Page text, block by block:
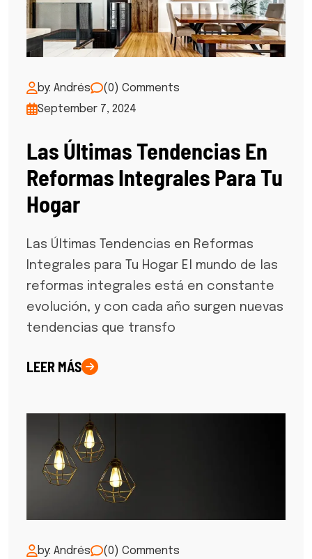
by: Andrés
(0) Comments
September 7, 2024
Las Últimas Tendencias En
Reformas Integrales Para Tu
Hogar
Las Últimas Tendencias en Reformas
Integrales para Tu Hogar El mundo de las
reformas integrales está en constante
evolución, y con cada año surgen nuevas
tendencias que transfo
LEER MÁS
by: Andrés
(0) Comments